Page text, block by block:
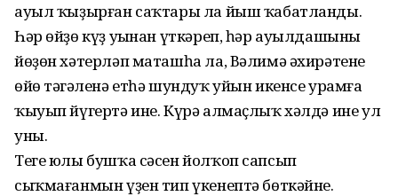
ауыл ҡыҙырған саҡтары ла йыш ҡабатланды.
Һәр өйҙө күҙ уңынан үткәреп, һәр ауылдашының
йөҙөн хәтерләп маташһа ла, Вәлимә әхирәтенең
өйө тәңгәленә етһә шундуҡ уйын икенсе урамға
ҡыуып йүгертә ине. Күрә алмаҫлыҡ хәлдә ине ул
уны.
Теге юлы бушҡа сәсен йолҡоп сапсып
сыҡмағанмын үҙен тип үкенептә бөткәйне.